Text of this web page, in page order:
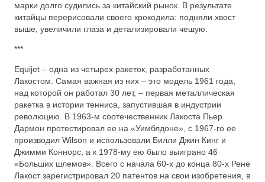
марки долго судились за китайский рынок. В результате
китайцы перерисовали своего крокодила: подняли хвост
выше, увеличили глаза и детализировали чешую.
***
Equijet – одна из четырех ракеток, разработанных
Лакостом. Самая важная из них – это модель 1961 года,
над которой он работал 30 лет, – первая металлическая
ракетка в истории тенниса, запустившая в индустрии
революцию. В 1963-м соотечественник Лакоста Пьер
Дармон протестировал ее на «Уимблдоне», с 1967-го ее
производил Wilson и использовали Билли Джин Кинг и
Джимми Коннорс, а к 1978-му ею было выиграно 46
«Больших шлемов». Всего с начала 60-х до конца 80-х Рене
Лакост зарегистрировал 20 патентов на свои изобретения, в